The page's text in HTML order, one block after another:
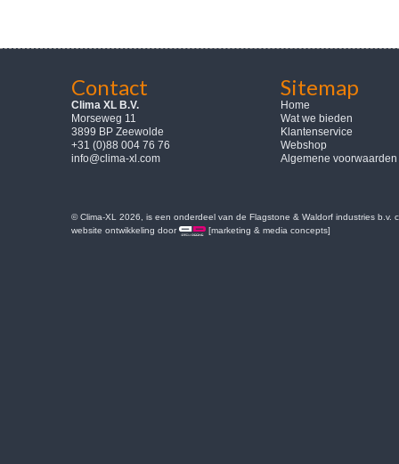
Contact
Clima XL B.V.
Morseweg 11
3899 BP Zeewolde
+31 (0)88 004 76 76
info@clima-xl.com
Sitemap
Home
Wat we bieden
Klantenservice
Webshop
Algemene voorwaarden
© Clima-XL 2026, is een onderdeel van de Flagstone & Waldorf industries b.v.
website ontwikkeling door
[marketing & media concepts]